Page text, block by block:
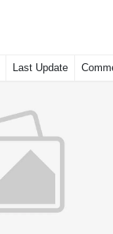
Last Update